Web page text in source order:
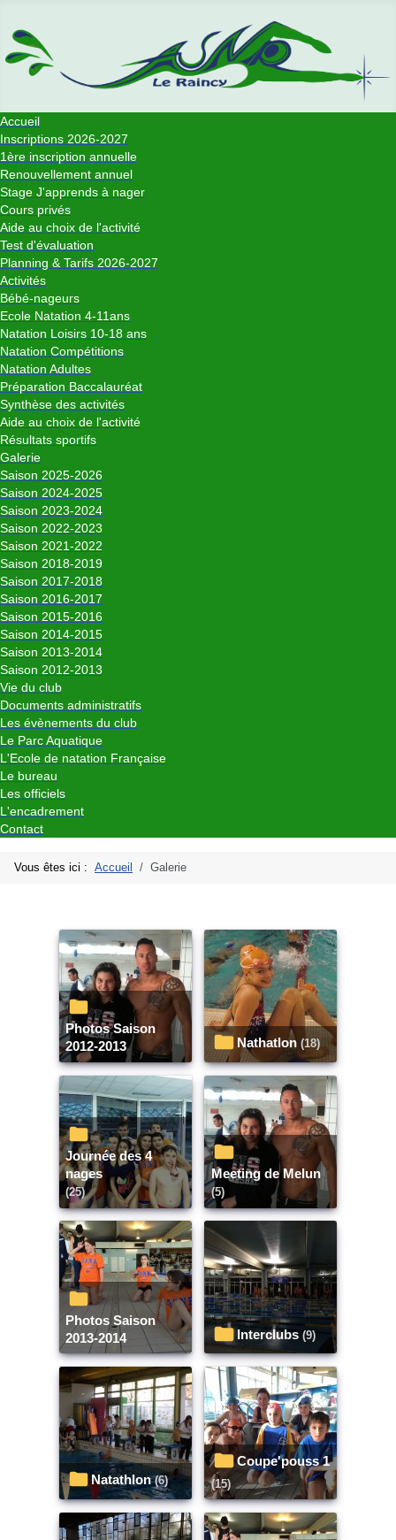
Accueil
Inscriptions 2026-2027
1ère inscription annuelle
Renouvellement annuel
Stage J'apprends à nager
Cours privés
Aide au choix de l'activité
Test d'évaluation
Planning & Tarifs 2026-2027
Activités
Bébé-nageurs
Ecole Natation 4-11ans
Natation Loisirs 10-18 ans
Natation Compétitions
Natation Adultes
Préparation Baccalauréat
Synthèse des activités
Aide au choix de l'activité
Résultats sportifs
Galerie
Saison 2025-2026
Saison 2024-2025
Saison 2023-2024
Saison 2022-2023
Saison 2021-2022
Saison 2018-2019
Saison 2017-2018
Saison 2016-2017
Saison 2015-2016
Saison 2014-2015
Saison 2013-2014
Saison 2012-2013
Vie du club
Documents administratifs
Les évènements du club
Le Parc Aquatique
L'Ecole de natation Française
Le bureau
Les officiels
L'encadrement
Contact
Vous êtes ici : Accueil Galerie
Photos Saison
2012-2013
Nathatlon (18)
Journée des 4
nages
(25)
Meeting de Melun
(5)
Photos Saison
2013-2014
Interclubs (9)
Natathlon (6)
Coupe'pouss 1
(15)